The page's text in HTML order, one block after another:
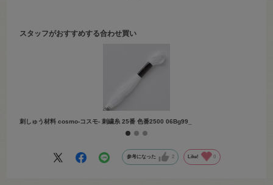
こちらは2024年5月28日の新宿本店服飾館5F売場のブログでご紹介し
「オカダヤ ブログ コスモ 白黒」で検索してみて下さい♪
※視覚環境により画像と実物のお色が異なる場合がございます。
スタッフがおすすめする合わせ買い
刺しゅう材料 cosmo-コスモ- 刺繍糸 25番 色番2500 06Bg99_
参考になった 2 Like! 0